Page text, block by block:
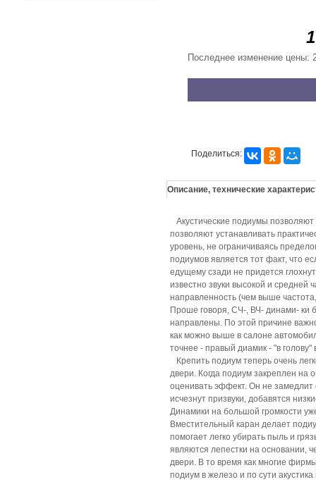
Последнее изменение цены:
Поделиться:
Описание, технические
Акустические подиумы позволяют
позволяют устанавливать
уровень, не ограничиваясь
подиумов является тот факт, что
едущему сзади не придется
известно звуки высокой и
направленность (чем выше
Проше говоря, СЧ-, ВЧ- динами- ки
направлены. По этой причине
как можно выше в салоне
точнее - правый диамик - "в
Крепить подиум теперь очень
двери. Когда подиум закреплен на
оценивать эффект. Он не замедлит
исчезнут призвуки, добавятся
Динамики на большой громкости
Вместительный каран делает
помогает легко убирать пыль и
являются лепестки на основании,
двери. В то время как многие
подиум в железо и по сути